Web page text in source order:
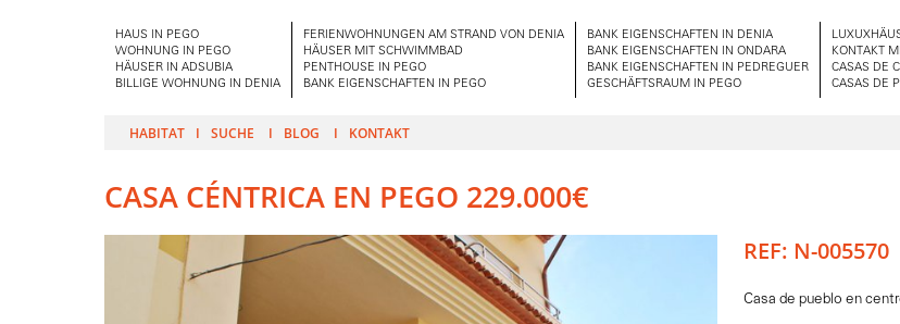
HAUS IN PEGO
WOHNUNG IN PEGO
HÄUSER IN ADSUBIA
BILLIGE WOHNUNG IN DENIA
FERIENWOHNUNGEN AM STRAND VON DENIA
HÄUSER MIT SCHWIMMBAD
PENTHOUSE IN PEGO
BANK EIGENSCHAFTEN IN PEGO
BANK EIGENSCHAFTEN IN DENIA
BANK EIGENSCHAFTEN IN ONDARA
BANK EIGENSCHAFTEN IN PEDREGUER
GESCHÄFTSRAUM IN PEGO
KONTAKT
CASAS DE
CASAS DE
HABITAT SUCHE BLOG KONTAKT
CASA CÉNTRICA EN PEGO 229.000€
REF: N-005570
Casa de pueblo en